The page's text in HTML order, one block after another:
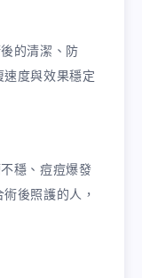
的清潔、防
速度與效果穩定
穩、痘痘爆發
後照護的人，